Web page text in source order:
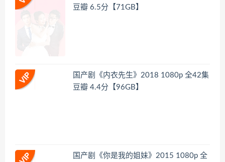
豆瓣 6.5分【71GB】
国产剧《内衣先生》2018 1080p 全42集
豆瓣 4.4分【96GB】
国产剧《你是我的姐妹》2015 1080p 全